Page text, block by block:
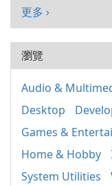
更多 ›
瀏覽
Audio &
Desktop
Games &
Home & Hobby
System Utilities